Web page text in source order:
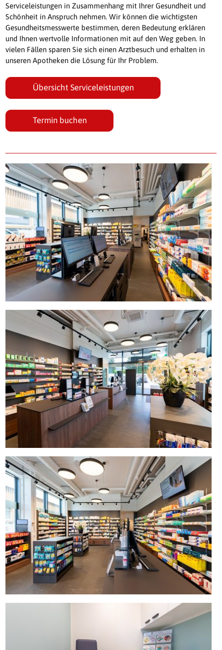
Serviceleistungen in Zusammenhang mit Ihrer Gesundheit und
Schönheit in Anspruch nehmen. Wir können die wichtigsten
Gesundheitsmesswerte bestimmen, deren Bedeutung erklären
und Ihnen wertvolle Informationen mit auf den Weg geben. In
vielen Fällen sparen Sie sich einen Arztbesuch und erhalten in
unseren Apotheken die Lösung für Ihr Problem.
Übersicht Serviceleistungen
Termin buchen